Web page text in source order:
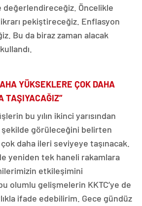
değerlendireceğiz. Öncelikle
pekiştireceğiz. Enflasyon
Bu da biraz zaman alacak
YÜKSEKLERE ÇOK DAHA
TAŞIYACAĞIZ”
bu yılın ikinci yarısından
görüleceğini belirten
çok daha ileri seviyeye taşınacak.
yeniden tek haneli rakamlara
etkileşimini
olumlu gelişmelerin KKTC’ye de
ifade edebilirim. Gece gündüz